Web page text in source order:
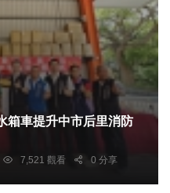
7,521 觀看 0 分享